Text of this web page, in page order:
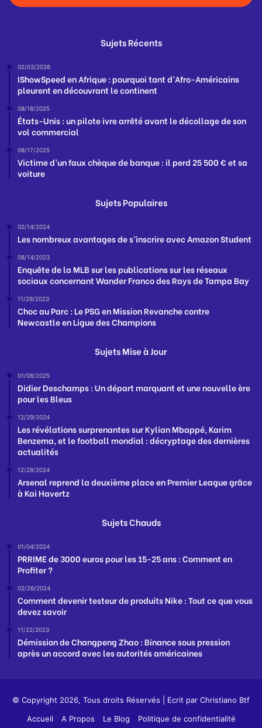
Sujets Récents
02/03/2026
IShowSpeed en Afrique : pourquoi tant d’Afro-Américains
pleurent en découvrant le continent
08/18/2025
États-Unis : un pilote ivre arrêté avant le décollage de son
vol commercial
08/17/2025
Victime d’un faux chèque de banque : il perd 25 500 € et sa
voiture
Sujets Populaires
02/14/2024
Les nombreux avantages de s’inscrire avec Amazon Student
08/14/2023
Enquête de la MLB sur les publications sur les réseaux
sociaux concernant Wander Franco des Rays de Tampa Bay
11/29/2023
Choc au Parc : Le PSG en Mission Revanche contre
Newcastle en Ligue des Champions
Sujets Mise à Jour
01/08/2025
Didier Deschamps : Un départ marquant et une nouvelle ère
pour les Bleus
12/29/2024
Les révélations surprenantes sur Kylian Mbappé, Karim
Benzema, et le football mondial : décryptage des dernières
actualités
12/28/2024
Arsenal reprend la deuxième place en Premier League grâce
à Kai Havertz
Sujets Chauds
01/04/2024
PRRIME de 3000 euros pour les 15-25 ans : Comment en
Profiter ?
02/26/2024
Comment devenir testeur de produits Nike : Tout ce que vous
devez savoir
11/22/2023
Démission de Changpeng Zhao : Binance sous pression
après un accord avec les autorités américaines
© Copyright 2026, Tous droits Réservés | Ecrit par Christiano Btf
Accueil
A Propos Le Blog Politique de confidentialité